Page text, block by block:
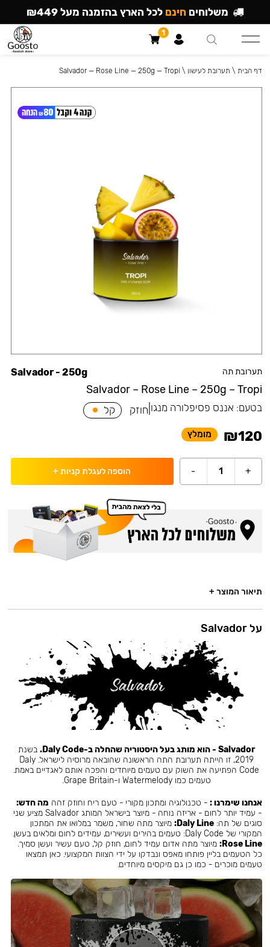
תערובת תה
Salvador – Rose Line – 250g – Tropi
Salvador - 250g
בטעם: אננס פסיפלורה מנגו חוזק קל
₪120 מומלץ
+
1
- הוספה לעגלת קניות +
דף הבית \ תערובת לעישון \
Salvador — Rose Line — 250g — Tropi
תיאור המוצר +
על Salvador
Salvador - הוא מותג בעל היסטוריה שהחלה ב-Daly Code.
בשנת
2019, זו הייתה תערובת התה הראשונה שהובאה מרוסיה לישראל. Daly
Code הפתיעה את השוק עם טעמים מיוחדים והפכה אותם לאגדיים באמת.
טעמים כמו Watermelody ו-Grape Britain.
אנחנו שימרנו : - טכנולוגיה ומתכון מקורי - טעם ריח וחוזק זהה מה חדש:
- עמיד יותר לחום - אריזה נוחה - מיוצר בישראל המותג Salvador מציע שני
סוגים של תה:Daly Line: מיוצר מתה שחור, משמר במלואו את המתכון
המקורי של Daly Code: טעמים בהירים ועשירים, עמידים לחום ומלאים בעשן.
Rose Line: מיוצר מתה אדום עמיד לחום, חוזק קל, טעם עשיר ועשן סמיך.
כל הטעמים בליין פותחו מאפס ונבדקו על ידי הצוות המקצועי. כאן תמצאו
טעמים מוכרים - כמו כן גם מיקסים מיוחדים.
משלוחים חינם לכל הארץ בהזמנה מעל ₪449
1